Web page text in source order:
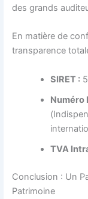
des grands
En matière de
transparence
SIRET :
Numéro
TVA
Conclusion : Un
Patrimoine